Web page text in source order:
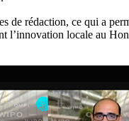
de rédaction, ce qui a
l’innovation locale au